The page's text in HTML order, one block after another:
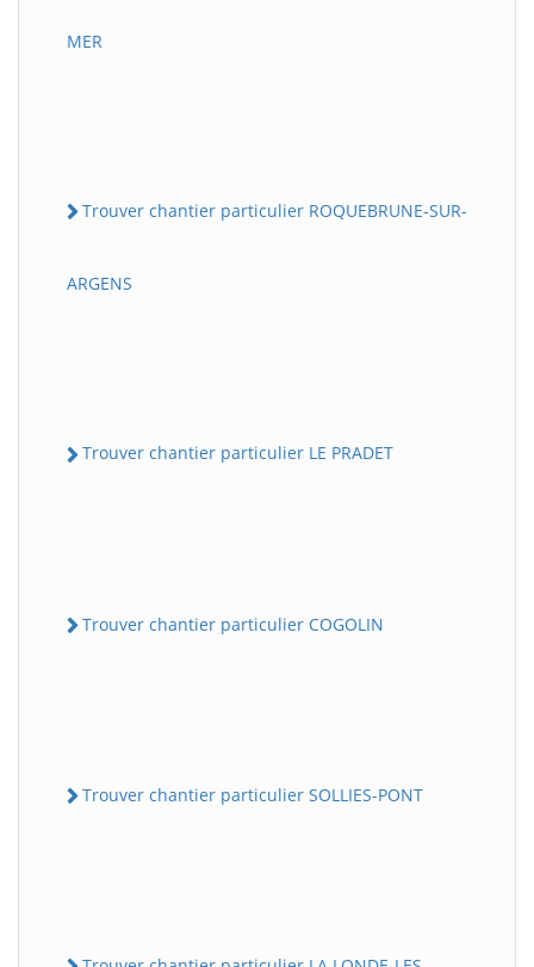
MER
Trouver chantier particulier ROQUEBRUNE-SUR-
ARGENS
Trouver chantier particulier LE PRADET
Trouver chantier particulier COGOLIN
Trouver chantier particulier SOLLIES-PONT